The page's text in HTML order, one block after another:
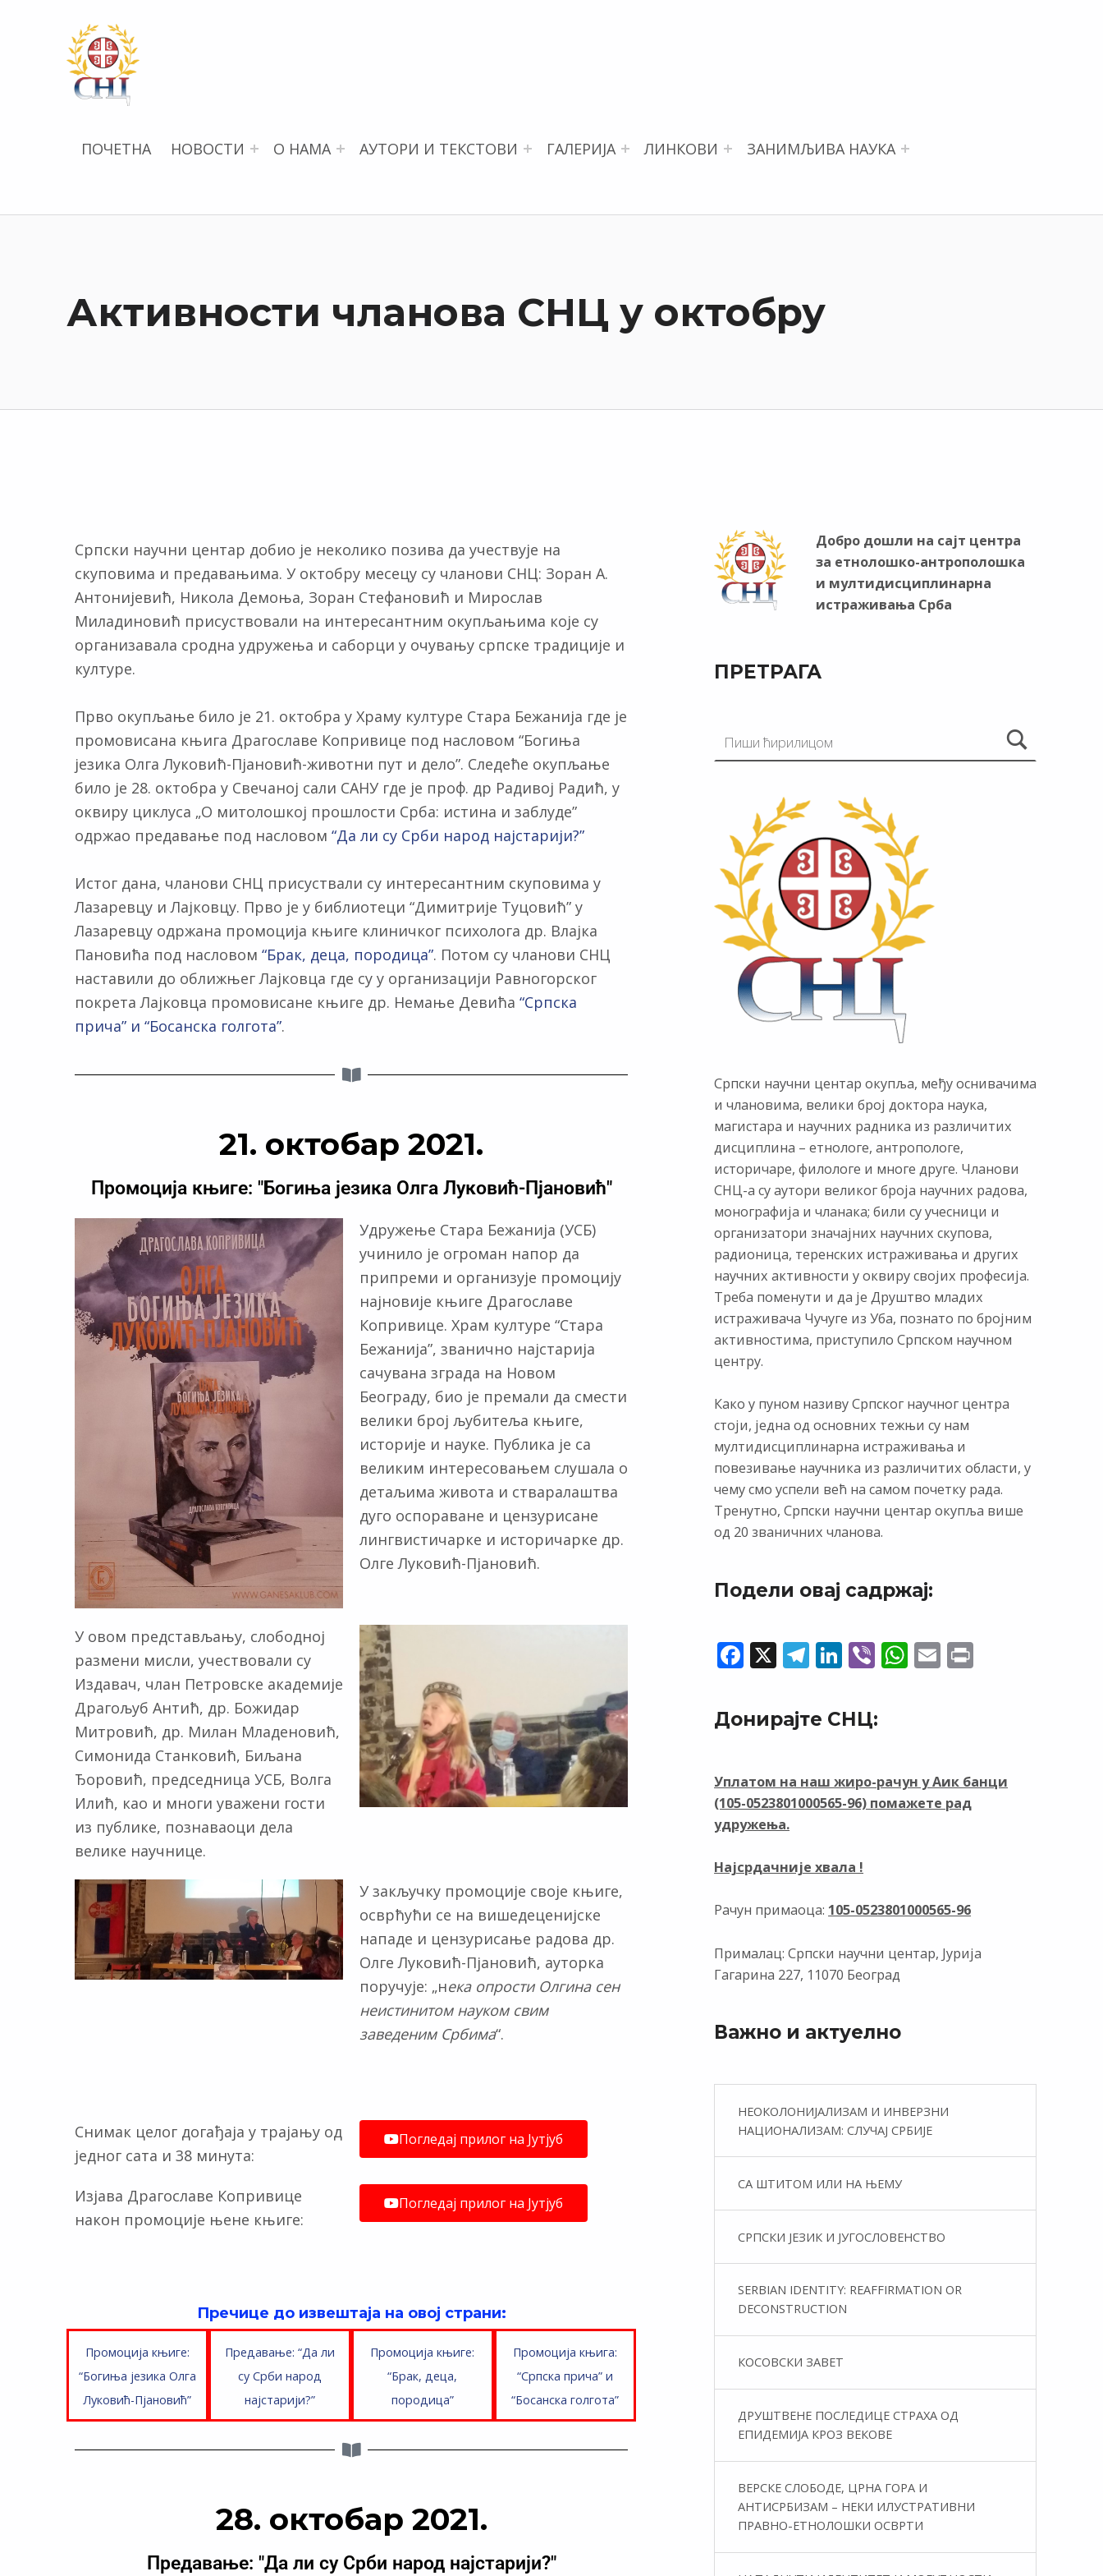
ПОЧЕТНА НОВОСТИ О НАМА АУТОРИ И ТЕКСТОВИ ГАЛЕРИЈА ЛИНКОВИ ЗАНИМЉИВА НАУКА
Активности чланова СНЦ у октобру
Српски научни центар добио је неколико позива да учествује на
скуповима и предавањима. У октобру месецу су чланови СНЦ: Зоран А.
Антонијевић, Никола Демоња, Зоран Стефановић и Мирослав
Миладиновић присуствовали на интересантним окупљањима које су
организавала сродна удружења и саборци у очувању српске традиције и
културе.
Прво окупљање било je 21. октобра у Храму културе Стара Бежанија где је
промовисана књига Драгославе Копривице под насловом “Богиња
језика Олга Луковић-Пјановић-животни пут и дело”. Следеће окупљање
било је 28. октобра у Свечаној сали САНУ где је проф. др Радивој Радић, у
оквиру циклуса „О митолошкој прошлости Срба: истина и заблуде”
одржао предавање под насловом “Да ли су Срби народ најстарији?”
Истог дана, чланови СНЦ присуствали су интересантним скуповима у
Лазаревцу и Лајковцу. Прво је у библиотеци “Димитрије Туцовић” у
Лазаревцу одржана промоција књиге клиничког психолога др. Влајка
Пановића под насловом “Брак, деца, породица”. Потом су чланови СНЦ
наставили до оближњег Лајковца где су у организацији Равногорског
покрета Лајковца промовисане књиге др. Немање Девића “Српска
прича” и “Босанска голгота”.
21. октобар 2021.
Промоција књиге: "Богиња језика Олга Луковић-Пјановић"
Удружење Стара Бежанија (УСБ)
учинило је огроман напор да
припреми и организује промоцију
најновије књиге Драгославе
Копривице. Храм културе “Стара
Бежанија”, званично најстарија
сачувана зграда на Новом
Београду, био је премали да смести
велики број љубитеља књиге,
историје и науке. Публика је са
великим интересовањем слушала о
детаљима живота и стваралаштва
дуго оспораване и цензурисане
лингвистичарке и историчарке др.
Олге Луковић-Пјановић.
У овом представљању, слободној
размени мисли, учествовали су
Издавач, члан Петровске академије
Драгољуб Антић, др. Божидар
Митровић, др. Милан Младеновић,
Симонида Станковић, Биљана
Ђоровић, председница УСБ, Волга
Илић, као и многи уважени гости
из публике, познаваоци дела
велике научнице.
У закључку промоције своје књиге,
осврћући се на вишедеценијске
нападе и цензурисање радова др.
Олге Луковић-Пјановић, ауторка
поручује: „нека опрости Олгина сен
неистинитом науком свим
заведеним Србима“.
Снимак целог догађаја у трајању од
једног сата и 38 минута:
Погледај прилог на Јутјуб
Изјава Драгославе Копривице
након промоције њене књиге:
Погледај прилог на Јутјуб
Пречице до извештаја на овој страни:
Промоција књиге:
“Богиња језика Олга
Луковић-Пјановић”
Предавање: “Да ли
су Срби народ
најстарији?”
Промоција књиге:
“Брак, деца,
породица”
Промоција књига:
“Српска прича” и
“Босанска голгота”
28. октобар 2021.
Предавање: "Да ли су Срби народ најстарији?"
Добро дошли на сајт центра
за етнолошко-антрополошка
и мултидисциплинарна
истраживања Срба
ПРЕТРАГА
Српски научни центар окупља, међу оснивачима
и члановима, велики број доктора наука,
магистара и научних радника из различитих
дисциплина – етнологе, антропологе,
историчаре, филологе и многе друге. Чланови
СНЦ-а су аутори великог броја научних радова,
монографија и чланака; били су учесници и
организатори значајних научних скупова,
радионица, теренских истраживања и других
научних активности у оквиру својих професија.
Треба поменути и да је Друштво младих
истраживача Чучуге из Уба, познато по бројним
активностима, приступило Српском научном
центру.
Како у пуном називу Српског научног центра
стоји, једна од основних тежњи су нам
мултидисциплинарна истраживања и
повезивање научника из различитих области, у
чему смо успели већ на самом почетку рада.
Тренутно, Српски научни центар окупља више
од 20 званичних чланова.
Подели овај садржај:
F
e
b
o
k
X T
e
gr
m
Li
k
e
n
Vi
er
W
p
p
E
Донирајте СНЦ:
Уплатом на наш жиро-рачун у Аик банци
(105-0523801000565-96) помажете рад
удружења.
Најсрдачније хвала !
Рачун примаоца: 105-0523801000565-96
Прималац: Српски научни центар, Јурија
Гагарина 227, 11070 Београд
Важно и актуелно
НЕОКОЛОНИЈАЛИЗАМ И ИНВЕРЗНИ
НАЦИОНАЛИЗАМ: СЛУЧАЈ СРБИЈЕ
СА ШТИТОМ ИЛИ НА ЊЕМУ
СРПСКИ ЈЕЗИК И ЈУГОСЛОВЕНСТВО
SERBIAN IDENTITY: REAFFIRMATION OR
DECONSTRUCTION
КОСОВСКИ ЗАВЕТ
ДРУШТВЕНЕ ПОСЛЕДИЦЕ СТРАХА ОД
ЕПИДЕМИЈА КРОЗ ВЕКОВЕ
ВЕРСКЕ СЛОБОДЕ, ЦРНА ГОРА И
АНТИСРБИЗАМ – НЕКИ ИЛУСТРАТИВНИ
ПРАВНО-ЕТНОЛОШКИ ОСВРТИ